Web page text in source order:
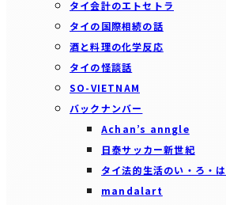
タイ会計のエトセトラ
タイの国際相続の話
酒と料理の化学反応
タイの怪談話
SO-VIETNAM
バックナンバー
Achan’s anngle
日泰サッカー新世紀
タイ法的生活のい・ろ・は
mandalart